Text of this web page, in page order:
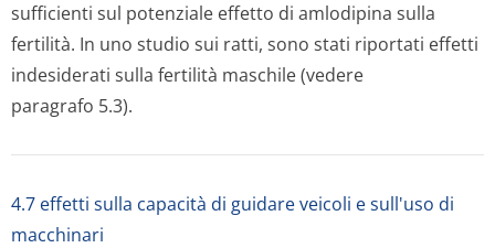
sufficienti sul potenziale effetto di amlodipina sulla
fertilità. In uno studio sui ratti, sono stati riportati effetti
indesiderati sulla fertilità maschile (vedere
paragrafo 5.3).
4.7 effetti sulla capacità di guidare veicoli e sull'uso di
macchinari